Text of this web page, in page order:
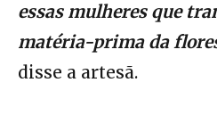
essas mulheres que
matéria-prima da
disse a artesã.